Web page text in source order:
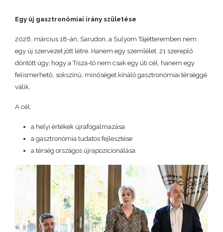
Egy új gasztronómiai irány születése
2026. március 18-án, Sarudon, a Sulyom Tájétteremben nem
egy új szervezet jött létre. Hanem egy szemlélet. 21 szereplő
döntött úgy, hogy a Tisza-tó nem csak egy úti cél, hanem egy
felismerhető, sokszínű, minőséget kínáló gasztronómiai térséggé
válik.
A cél:
a helyi értékek újrafogalmazása
a gasztronómia tudatos fejlesztése
a térség országos újrapozicionálása